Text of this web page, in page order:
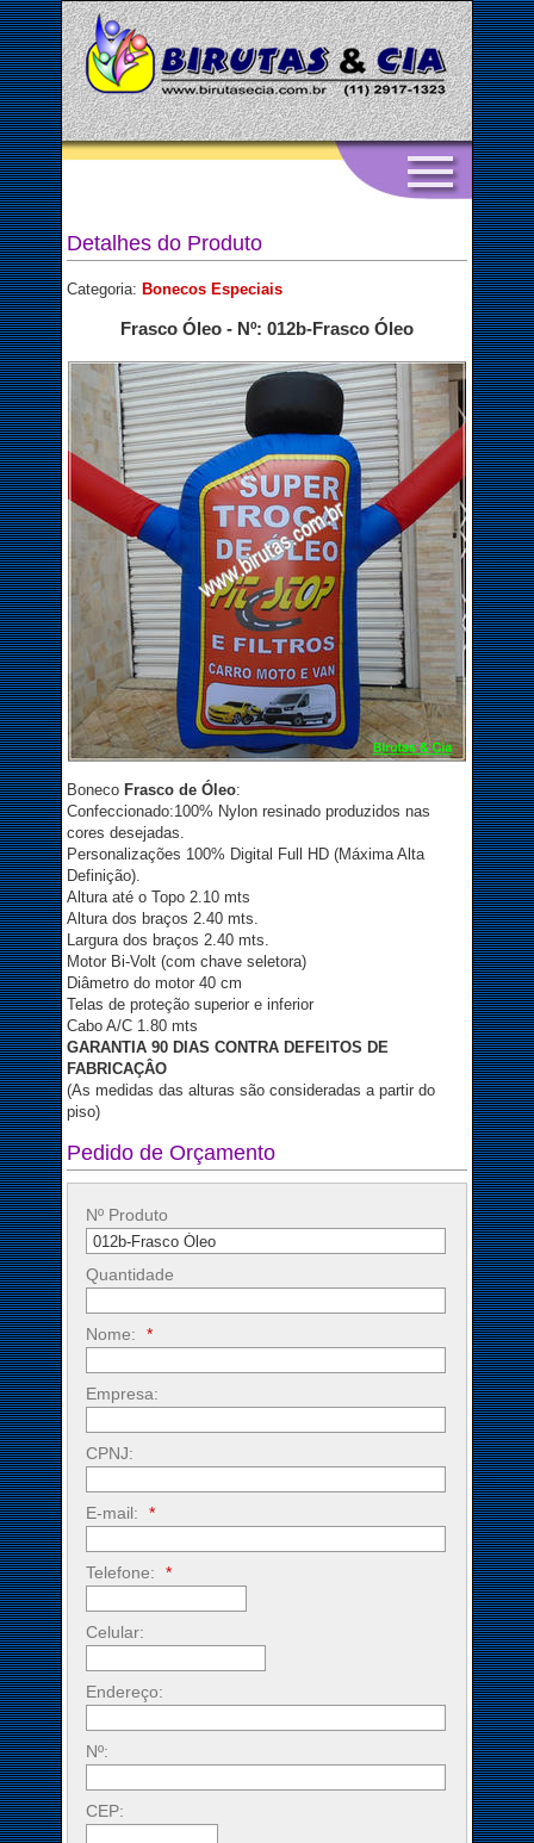
Detalhes do Produto
Categoria: Bonecos Especiais
Frasco Óleo - Nº: 012b-Frasco Óleo
Boneco Frasco de Óleo:
Confeccionado:100% Nylon resinado produzidos nas
cores desejadas.
Personalizações 100% Digital Full HD (Máxima Alta
Definição).
Altura até o Topo 2.10 mts
Altura dos braços 2.40 mts.
Largura dos braços 2.40 mts.
Motor Bi-Volt (com chave seletora)
Diâmetro do motor 40 cm
Telas de proteção superior e inferior
Cabo A/C 1.80 mts
GARANTIA 90 DIAS CONTRA DEFEITOS DE
FABRICAÇÂO
(As medidas das alturas são consideradas a partir do
piso)
Pedido de Orçamento
Nº Produto
Quantidade
Nome: *
Empresa:
CPNJ:
E-mail: *
Telefone: *
Celular:
Endereço:
Nº:
CEP: